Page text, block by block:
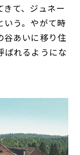
て、ジュネー
いう。やがて時
谷あいに移り住
ばれるようにな